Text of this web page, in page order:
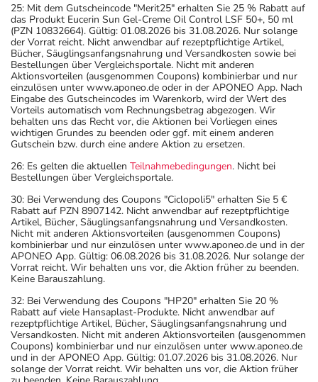
25: Mit dem Gutscheincode "Merit25" erhalten Sie 25 % Rabatt auf
das Produkt Eucerin Sun Gel-Creme Oil Control LSF 50+, 50 ml
(PZN 10832664). Gültig: 01.08.2026 bis 31.08.2026. Nur solange
der Vorrat reicht. Nicht anwendbar auf rezeptpflichtige Artikel,
Bücher, Säuglingsanfangsnahrung und Versandkosten sowie bei
Bestellungen über Vergleichsportale. Nicht mit anderen
Aktionsvorteilen (ausgenommen Coupons) kombinierbar und nur
einzulösen unter www.aponeo.de oder in der APONEO App. Nach
Eingabe des Gutscheincodes im Warenkorb, wird der Wert des
Vorteils automatisch vom Rechnungsbetrag abgezogen. Wir
behalten uns das Recht vor, die Aktionen bei Vorliegen eines
wichtigen Grundes zu beenden oder ggf. mit einem anderen
Gutschein bzw. durch eine andere Aktion zu ersetzen.
26: Es gelten die aktuellen Teilnahmebedingungen. Nicht bei
Bestellungen über Vergleichsportale.
30: Bei Verwendung des Coupons "Ciclopoli5" erhalten Sie 5 €
Rabatt auf PZN 8907142. Nicht anwendbar auf rezeptpflichtige
Artikel, Bücher, Säuglingsanfangsnahrung und Versandkosten.
Nicht mit anderen Aktionsvorteilen (ausgenommen Coupons)
kombinierbar und nur einzulösen unter www.aponeo.de und in der
APONEO App. Gültig: 06.08.2026 bis 31.08.2026. Nur solange der
Vorrat reicht. Wir behalten uns vor, die Aktion früher zu beenden.
Keine Barauszahlung.
32: Bei Verwendung des Coupons "HP20" erhalten Sie 20 %
Rabatt auf viele Hansaplast-Produkte. Nicht anwendbar auf
rezeptpflichtige Artikel, Bücher, Säuglingsanfangsnahrung und
Versandkosten. Nicht mit anderen Aktionsvorteilen (ausgenommen
Coupons) kombinierbar und nur einzulösen unter www.aponeo.de
und in der APONEO App. Gültig: 01.07.2026 bis 31.08.2026. Nur
solange der Vorrat reicht. Wir behalten uns vor, die Aktion früher